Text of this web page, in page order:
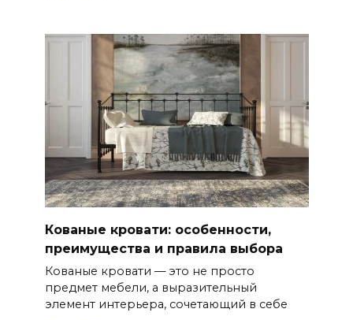
Кованые кровати: особенности,
преимущества и правила выбора
Кованые кровати — это не просто
предмет мебели, а выразительный
элемент интерьера, сочетающий в себе